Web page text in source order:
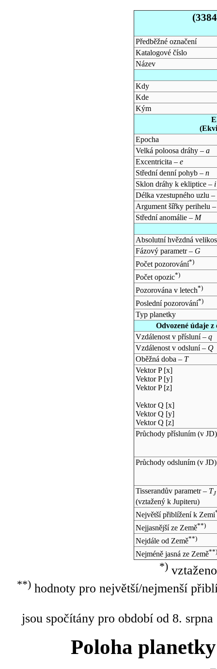
Předběžné označení
Katalogové číslo
Název
Kdy
Kde
Kým
Epocha
Velká poloosa dráhy – a
Excentricita – e
Střední denní pohyb – n
Sklon dráhy k ekliptice – i
Délka vzestupného uzlu –
Argument šířky perihelu
Střední anomálie – M
Absolutní hvězdná
Fázový parametr – G
Počet pozorování*)
Počet opozic*)
Pozorována v letech*)
Poslední pozorování*)
Typ planetky
Odvozené údaje
Vzdálenost v přísluní – q
Vzdálenost v odsluní – Q
Oběžná doba – T
Vektor P [x]
Vektor P [y]
Vektor P [z]
Vektor Q [x]
Vektor Q [y]
Vektor Q [z]
Průchody přísluním (v JD)
Průchody odsluním (v JD)
Tisserandův parametr – TJ
(vztažený k Jupiteru)
Největší přiblížení k Zemi
Nejjasnější ze Země**)
Nejdále od Země**)
Nejméně jasná ze Země**)
*)
**)hodnoty pro největší/nejmenší
jsou spočítány pro období od 8.
Poloha